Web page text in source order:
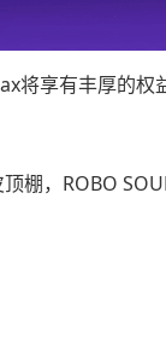
享有丰厚的权
棚，ROBO